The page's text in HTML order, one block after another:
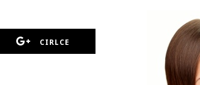
CIRLCE